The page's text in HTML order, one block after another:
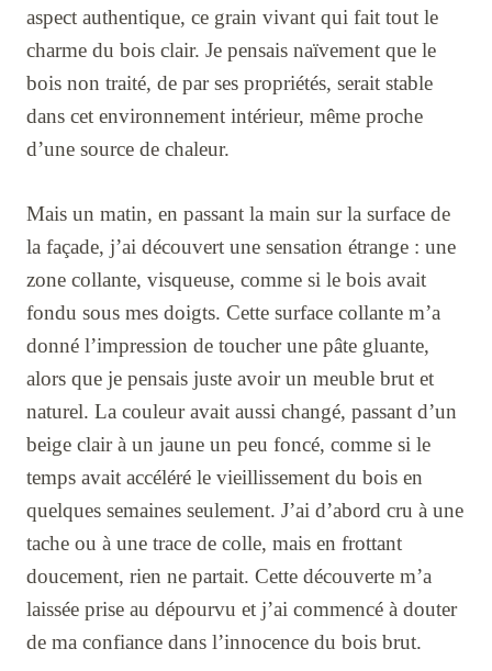
aspect authentique, ce grain vivant qui fait tout le
charme du bois clair. Je pensais naïvement que le
bois non traité, de par ses propriétés, serait stable
dans cet environnement intérieur, même proche
d’une source de chaleur.
Mais un matin, en passant la main sur la surface de
la façade, j’ai découvert une sensation étrange : une
zone collante, visqueuse, comme si le bois avait
fondu sous mes doigts. Cette surface collante m’a
donné l’impression de toucher une pâte gluante,
alors que je pensais juste avoir un meuble brut et
naturel. La couleur avait aussi changé, passant d’un
beige clair à un jaune un peu foncé, comme si le
temps avait accéléré le vieillissement du bois en
quelques semaines seulement. J’ai d’abord cru à une
tache ou à une trace de colle, mais en frottant
doucement, rien ne partait. Cette découverte m’a
laissée prise au dépourvu et j’ai commencé à douter
de ma confiance dans l’innocence du bois brut.